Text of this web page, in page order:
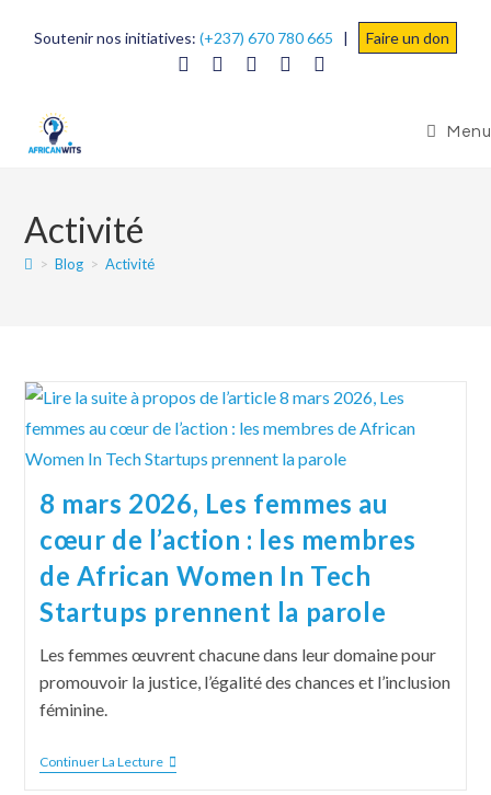
Soutenir nos initiatives: (+237) 670 780 665 | Faire un don
Menu
Activité
> Blog > Activité
8 mars 2026, Les femmes au
cœur de l’action : les membres
de African Women In Tech
Startups prennent la parole
Les femmes œuvrent chacune dans leur domaine pour
promouvoir la justice, l’égalité des chances et l’inclusion
féminine.
Continuer La Lecture